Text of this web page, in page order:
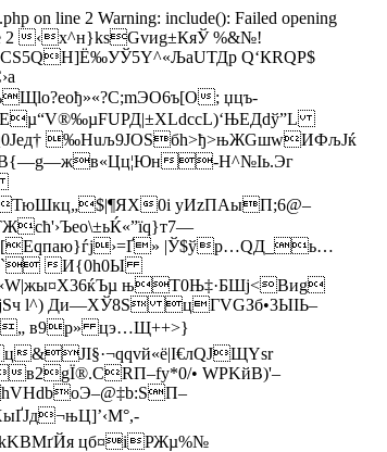
on line 2 Warning: include(): Failed opening
line 2 ‹x^н}ksGvиg±КяЎ %&№!
Q‘КRQР$
; џцъ­
‰Huљ9JОЅбh>ђ>њЖGшwИФљJќ
-Н^№Іь.Эг
0i уИzПАыП;6@–
|Ў$ўр…QД_ь…
~ё` И{0h0Ы
њT0Њ‡·БШј<Виg
l^) Ди—ХЎ8Ѕ цГVGЗб•3ЫIЬ–
в9p» цэ…Щ++>}
в2gЇ®.CRП–fу*0/• WPKйB)'–
цб¤iРЖµ%№